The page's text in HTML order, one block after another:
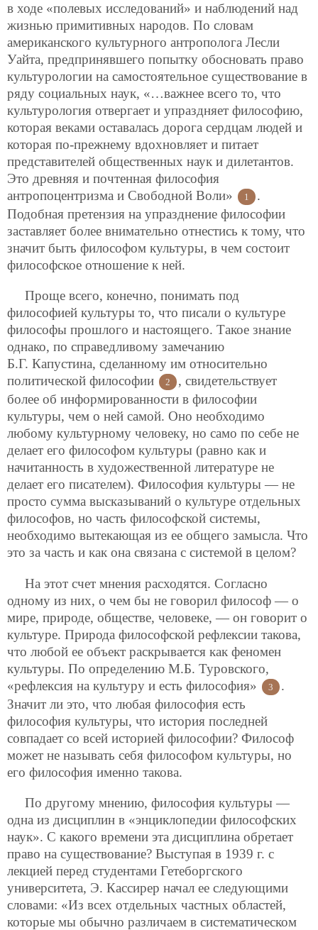
в ходе «полевых исследований» и наблюдений над
жизнью примитивных народов. По словам
американского культурного антрополога Лесли
Уайта, предпринявшего попытку обосновать право
культурологии на самостоятельное существование в
ряду социальных наук, «…важнее всего то, что
культурология отвергает и упраздняет философию,
которая веками оставалась дорога сердцам людей и
которая по-прежнему вдохновляет и питает
представителей общественных наук и дилетантов.
Это древняя и почтенная философия
антропоцентризма и Свободной Воли»
1
.
Подобная претензия на упразднение философии
заставляет более внимательно отнестись к тому, что
значит быть философом культуры, в чем состоит
философское отношение к ней.
Проще всего, конечно, понимать под
философией культуры то, что писали о культуре
философы прошлого и настоящего. Такое знание
однако, по справедливому замечанию
Б.Г. Капустина, сделанному им относительно
политической философии
2
, свидетельствует
более об информированности в философии
культуры, чем о ней самой. Оно необходимо
любому культурному человеку, но само по себе не
делает его философом культуры (равно как и
начитанность в художественной литературе не
делает его писателем). Философия культуры — не
просто сумма высказываний о культуре отдельных
философов, но часть философской системы,
необходимо вытекающая из ее общего замысла. Что
это за часть и как она связана с системой в целом?
На этот счет мнения расходятся. Согласно
одному из них, о чем бы не говорил философ — о
мире, природе, обществе, человеке, — он говорит о
культуре. Природа философской рефлексии такова,
что любой ее объект раскрывается как феномен
культуры. По определению М.Б. Туровского,
«рефлексия на культуру и есть философия»
3
.
Значит ли это, что любая философия есть
философия культуры, что история последней
совпадает со всей историей философии? Философ
может не называть себя философом культуры, но
его философия именно такова.
По другому мнению, философия культуры —
одна из дисциплин в «энциклопедии философских
наук». С какого времени эта дисциплина обретает
право на существование? Выступая в 1939 г. с
лекцией перед студентами Гетеборгского
университета, Э. Кассирер начал ее следующими
словами: «Из всех отдельных частных областей,
которые мы обычно различаем в систематическом